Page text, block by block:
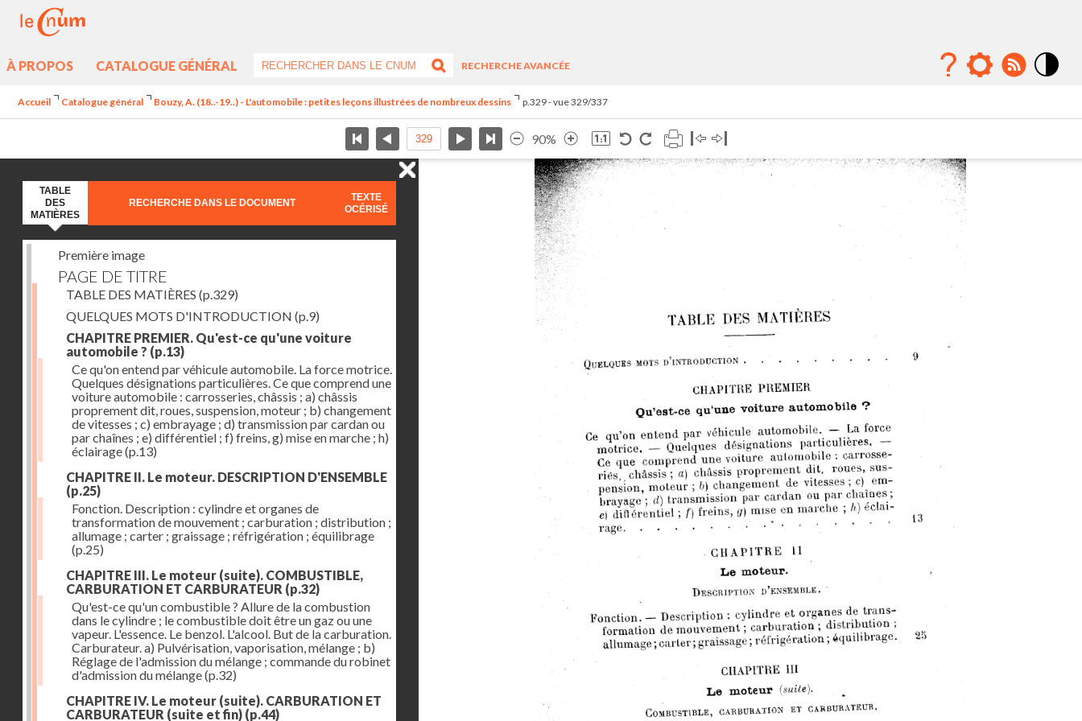
À PROPOS CATALOGUE GÉNÉRAL
RECHERCHE AVANCÉE
Accueil Catalogue général Bouzy, A. (18..-19..) - L'automobile : petites leçons illustrées de nombreux dessins p.329 - vue 329/337
90%
TABLE
DES
MATIÈRES
RECHERCHE DANS LE DOCUMENT
TEXTE
OCÉRISÉ
Première image
PAGE DE TITRE
TABLE DES MATIÈRES (p.329)
QUELQUES MOTS D'INTRODUCTION (p.9)
CHAPITRE PREMIER. Qu'est-ce qu'une voiture
automobile ? (p.13)
Ce qu'on entend par véhicule automobile. La force motrice.
Quelques désignations particulières. Ce que comprend une
voiture automobile : carrosseries, châssis ; a) châssis
proprement dit, roues, suspension, moteur ; b) changement
de vitesses ; c) embrayage ; d) transmission par cardan ou
par chaînes ; e) différentiel ; f) freins, g) mise en marche ; h)
éclairage(p.13)
CHAPITRE II. Le moteur. DESCRIPTION D'ENSEMBLE
(p.25)
Fonction. Description : cylindre et organes de
transformation de mouvement ; carburation ; distribution ;
allumage ; carter ; graissage ; réfrigération ; équilibrage
(p.25)
CHAPITRE III. Le moteur (suite). COMBUSTIBLE,
CARBURATION ET CARBURATEUR (p.32)
Qu'est-ce qu'un combustible ? Allure de la combustion
dans le cylindre ; le combustible doit être un gaz ou une
vapeur. L'essence. Le benzol. L'alcool. But de la carburation.
Carburateur. a) Pulvérisation, vaporisation, mélange ; b)
Réglage de l'admission du mélange ; commande du robinet
d'admission du mélange(p.32)
CHAPITRE IV. Le moteur (suite). CARBURATION ET
CARBURATEUR (suite et fin) (p.44)